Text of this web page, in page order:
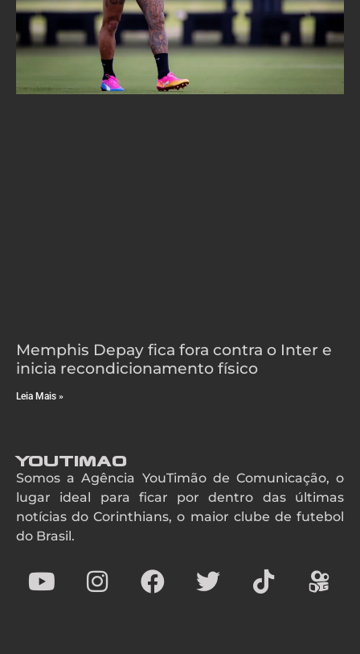
Memphis Depay fica fora contra o Inter e
inicia recondicionamento físico
Leia Mais »
YouTimao
Somos a Agência YouTimão de Comunicação, o
lugar ideal para ficar por dentro das últimas
notícias do Corinthians, o maior clube de futebol
do Brasil.